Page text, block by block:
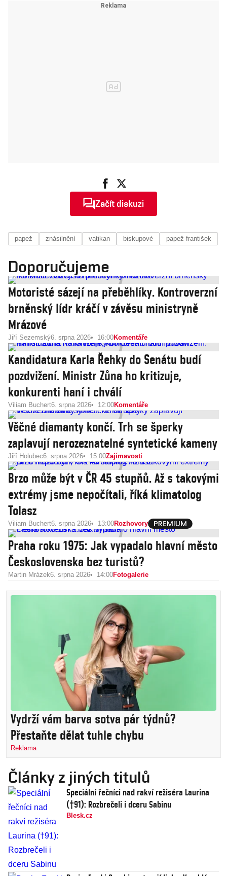
Začít diskuzi
papež znásilnění vatikan biskupové papež františek
Doporučujeme
Motoristé sázejí na přeběhlíky. Kontroverzní
brněnský lídr kráčí v závěsu ministryně
Mrázové
Jiří Sezemský6. srpna 2026 16:00Komentáře
Kandidatura Karla Řehky do Senátu budí
pozdvižení. Ministr Zůna ho kritizuje,
konkurenti haní i chválí
Viliam Buchert6. srpna 2026 12:00Komentáře
Věčné diamanty končí. Trh se šperky
zaplavují nerozeznatelné syntetické kameny
Jiří Holubec6. srpna 2026 15:00Zajímavosti
Brzo může být v ČR 45 stupňů. Až s takovými
extrémy jsme nepočítali, říká klimatolog
Tolasz
Viliam Buchert6. srpna 2026 13:00Rozhovory
Praha roku 1975: Jak vypadalo hlavní město
Československa bez turistů?
Martin Mrázek6. srpna 2026 14:00Fotogalerie
Vydrží vám barva sotva pár týdnů?
Přestaňte dělat tuhle chybu
Reklama
Články z jiných titulů
Speciální řečníci nad rakví režiséra Laurina
(†91): Rozbrečeli i dceru Sabinu
Blesk.cz